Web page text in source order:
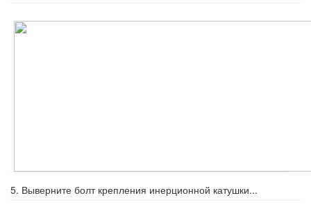
5. Выверните болт крепления инерцион­ной катушки...